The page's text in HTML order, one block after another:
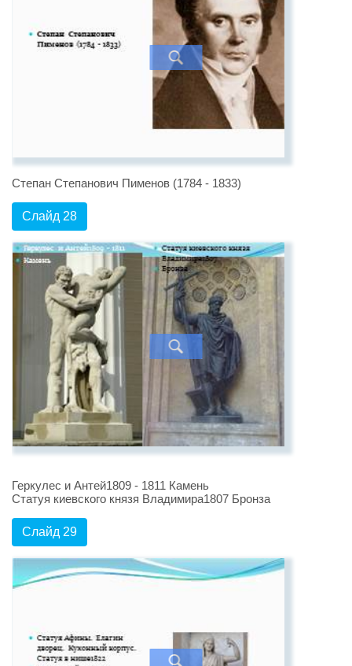
Степан Степанович Пименов (1784 - 1833)
Слайд 28
Геркулес и Антей1809 - 1811 Камень
Статуя киевского князя Владимира1807 Бронза
Слайд 29